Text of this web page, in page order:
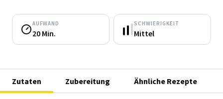
AUFWAND
20 Min.
SCHWIERIGKEIT
Mittel
Zutaten Zubereitung Ähnliche Rezepte